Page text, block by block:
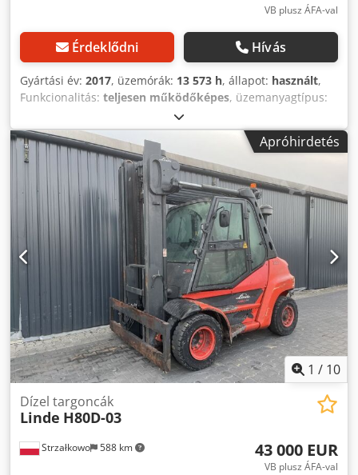
VB plusz ÁFA-val
Érdeklődni Hívás
Gyártási év: 2017, üzemórák: 13 573 h, állapot: használt,
Funkcionalitás: teljesen működőképes, üzemanyagtípus:
6 050 mm
simplex, építési magasság:4 350 mm, hajtástípus:Diesel,
teherbírás:8 000 kg, Dízel targonca ISO osztály: ISO 4
osztály = 5.000 - 10.000 kg. Árboc típusa: szabványos
Állapot: használatra kész és teljesen működőképes Műszaki
állapot: jó Oldalváltó, villapozicionáló, 3. szelep, 4. szelep,
fűtés, teljes fülke, légkondicionáló, Cjdpfx Aovyv Ewjnujrf
Apróhirdetés
1 / 10
Strzałkowo 588 km
Dízel targoncák
Linde H80D-03
43 000 EUR
VB plusz ÁFA-val